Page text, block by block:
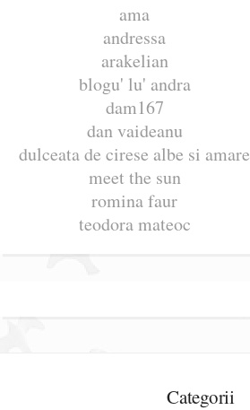
ama
andressa
arakelian
blogu' lu' andra
dam167
dan vaideanu
dulceata de cirese albe si amare
meet the sun
romina faur
teodora mateoc
Categorii